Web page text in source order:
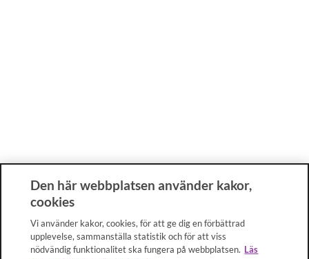
Den här webbplatsen använder kakor,
cookies
Vi använder kakor, cookies, för att ge dig en förbättrad
upplevelse, sammanställa statistik och för att viss
nödvändig funktionalitet ska fungera på webbplatsen. Läs